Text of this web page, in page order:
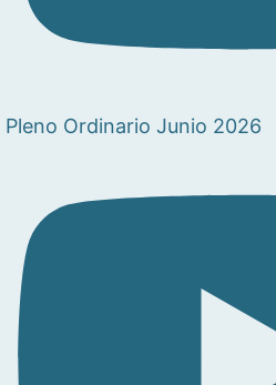
Pleno Ordinario Junio 2026